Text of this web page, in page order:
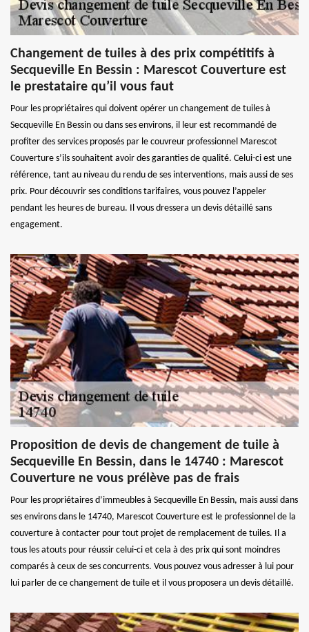
Changement de tuiles à des prix compétitifs à
Secqueville En Bessin : Marescot Couverture est
le prestataire qu’il vous faut
Pour les propriétaires qui doivent opérer un changement de tuiles à
Secqueville En Bessin ou dans ses environs, il leur est recommandé de
profiter des services proposés par le couvreur professionnel Marescot
Couverture s’ils souhaitent avoir des garanties de qualité. Celui-ci est une
référence, tant au niveau du rendu de ses interventions, mais aussi de ses
prix. Pour découvrir ses conditions tarifaires, vous pouvez l’appeler
pendant les heures de bureau. Il vous dressera un devis détaillé sans
engagement.
Proposition de devis de changement de tuile à
Secqueville En Bessin, dans le 14740 : Marescot
Couverture ne vous prélève pas de frais
Pour les propriétaires d’immeubles à Secqueville En Bessin, mais aussi dans
ses environs dans le 14740, Marescot Couverture est le professionnel de la
couverture à contacter pour tout projet de remplacement de tuiles. Il a
tous les atouts pour réussir celui-ci et cela à des prix qui sont moindres
comparés à ceux de ses concurrents. Vous pouvez vous adresser à lui pour
lui parler de ce changement de tuile et il vous proposera un devis détaillé.